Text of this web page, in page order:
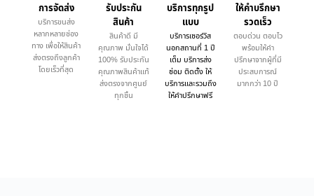
การจัดส่ง
บริการขนส่ง
หลากหลายช่อง
ทาง เพื่อให้สินค้า
ส่งตรงถึงลูกค้า
โดยเร็วที่สุด
รับประกัน
สินค้า
สินค้าดี มี
คุณภาพ มั่นใจได้
100% รับประกัน
คุณภาพสินค้าแท้
ส่งตรงจากศูนย์
ทุกชิ้น
บริการทุกรูป
แบบ
บริการเซอร์วิส
นอกสถานที่ 1 ปี
เต็ม บริการส่ง
ซ่อม ติดตั้ง ให้
บริการและรวมถึง
ให้คำปรึกษาฟรี
ให้คำบรึกษา
รวดเร็ว
ตอบด่วน ตอบไว
พร้อมให้คำ
ปรึกษาจากผู้ที่มี
ประสบการณ์
มากกว่า 10 ปี